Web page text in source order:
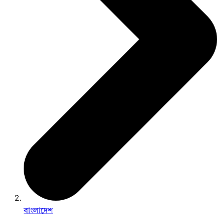
বাংলাদেশ